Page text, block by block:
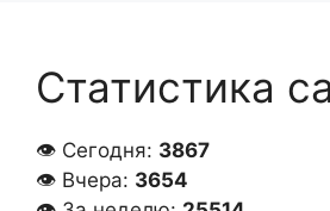
Статистика
👁 Сегодня: 3867
👁 Вчера: 3654